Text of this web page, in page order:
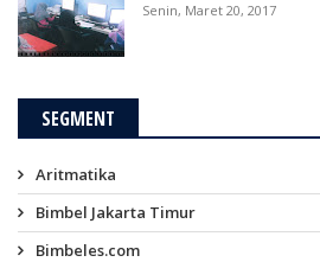
Senin, Maret 20, 2017
SEGMENT
Aritmatika
Bimbel Jakarta Timur
Bimbeles.com